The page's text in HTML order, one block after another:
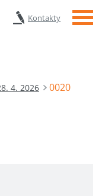
Kontakty Menu
4. 2026 0020